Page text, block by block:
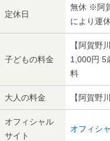
定休日
無休 ※阿
により運
子どもの料金
【阿賀野
1,000円
料
大人の料金 【阿賀野
オフィシャル
サイト
オフィシ